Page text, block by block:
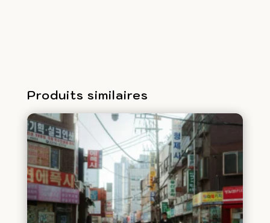
Produits similaires